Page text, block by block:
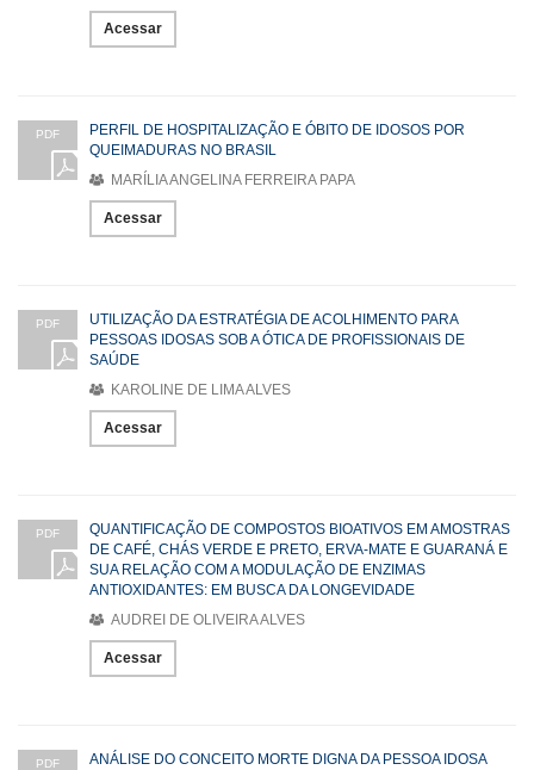
Acessar
PDF
PERFIL DE HOSPITALIZAÇÃO E ÓBITO DE IDOSOS POR
QUEIMADURAS NO BRASIL
MARÍLIA ANGELINA FERREIRA PAPA
Acessar
PDF
UTILIZAÇÃO DA ESTRATÉGIA DE ACOLHIMENTO PARA
PESSOAS IDOSAS SOB A ÓTICA DE PROFISSIONAIS DE
SAÚDE
KAROLINE DE LIMA ALVES
Acessar
PDF
QUANTIFICAÇÃO DE COMPOSTOS BIOATIVOS EM AMOSTRAS
DE CAFÉ, CHÁS VERDE E PRETO, ERVA-MATE E GUARANÁ E
SUA RELAÇÃO COM A MODULAÇÃO DE ENZIMAS
ANTIOXIDANTES: EM BUSCA DA LONGEVIDADE
AUDREI DE OLIVEIRA ALVES
Acessar
PDF
ANÁLISE DO CONCEITO MORTE DIGNA DA PESSOA IDOSA